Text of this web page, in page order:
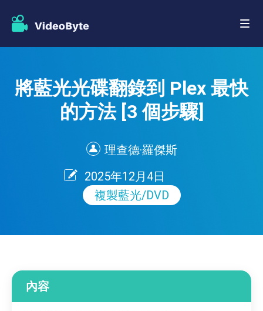
將藍光光碟翻錄到 Plex 最快
的方法 [3 個步驟]
理查德·羅傑斯
2025年12月4日
複製藍光/DVD
內容